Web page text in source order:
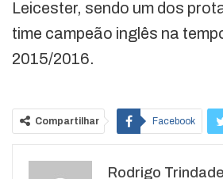
Leicester, sendo um dos
time campeão inglês na
2015/2016.
Compartilhar Facebook
Rodrigo Trindade